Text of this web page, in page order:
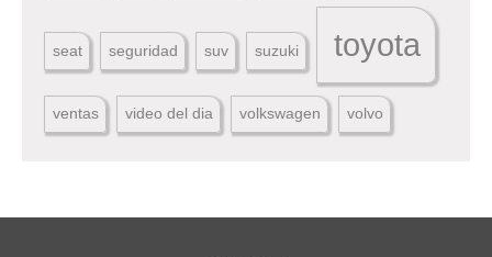
seat seguridad suv suzuki toyota
ventas video del dia volkswagen volvo